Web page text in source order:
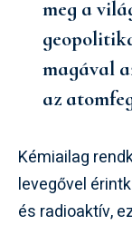
meg a
magával
az
Kémiailag
levegővel
és radioaktív,